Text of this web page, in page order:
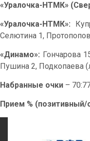
«Уралочка-НТМК»
«Уралочка-НТМК»:
Селютина 1,
«Динамо»: Гончарова
Пушина 2, Подкопаева
Набранные очки –
Прием % (позитивный/